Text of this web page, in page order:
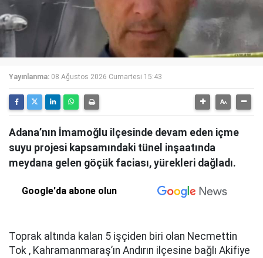
Yayınlanma: 08 Ağustos 2026 Cumartesi 15:43
Adana’nın İmamoğlu ilçesinde devam eden içme
suyu projesi kapsamındaki tünel inşaatında
meydana gelen göçük faciası, yürekleri dağladı.
Google'da abone olun
Toprak altında kalan 5 işçiden biri olan Necmettin
Tok , Kahramanmaraş’ın Andırın ilçesine bağlı Akifiye